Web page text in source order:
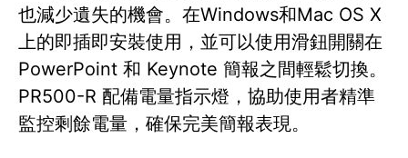
也減少遺失的機會。在Windows和Mac OS X
上的即插即安裝使用，並可以使用滑鈕開關在
PowerPoint 和 Keynote 簡報之間輕鬆切換。
PR500-R 配備電量指示燈，協助使用者精準
監控剩餘電量，確保完美簡報表現。